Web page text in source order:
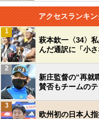
アクセスランキン
萩本欽一〈34〉
んだ通訳に「小
1
新庄監督の“再就
賛否もチームの
2
欧州初の日本人
3